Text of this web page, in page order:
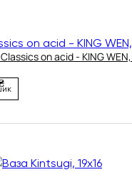
on acid - KING